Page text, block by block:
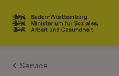
Zum Inhalt springen
Link zur Startseite
Service